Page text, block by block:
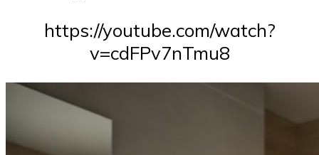
https://youtube.com/watch?
v=cdFPv7nTmu8